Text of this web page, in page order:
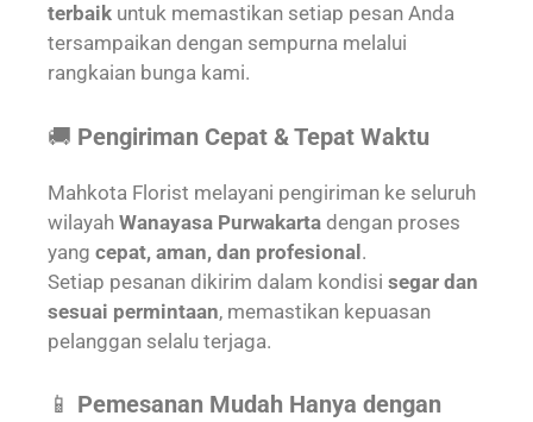
terbaik untuk memastikan setiap pesan Anda
tersampaikan dengan sempurna melalui
rangkaian bunga kami.
🚚 Pengiriman Cepat & Tepat Waktu
Mahkota Florist melayani pengiriman ke seluruh
wilayah Wanayasa Purwakarta dengan proses
yang cepat, aman, dan profesional.
Setiap pesanan dikirim dalam kondisi segar dan
sesuai permintaan, memastikan kepuasan
pelanggan selalu terjaga.
📱 Pemesanan Mudah Hanya dengan